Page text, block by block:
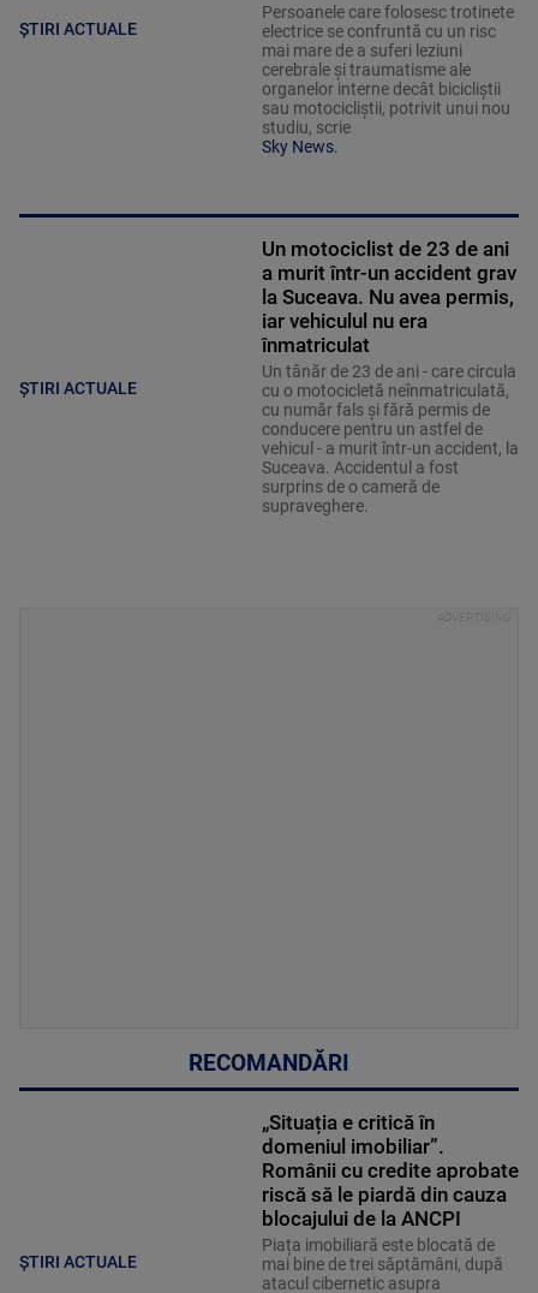
ȘTIRI ACTUALE
Persoanele care folosesc trotinete
electrice se confruntă cu un risc
mai mare de a suferi leziuni
cerebrale și traumatisme ale
organelor interne decât bicicliștii
sau motocicliștii, potrivit unui nou
studiu, scrie
Sky News.
ȘTIRI ACTUALE
Un motociclist de 23 de ani
a murit într-un accident grav
la Suceava. Nu avea permis,
iar vehiculul nu era
înmatriculat
Un tânăr de 23 de ani - care circula
cu o motocicletă neînmatriculată,
cu număr fals și fără permis de
conducere pentru un astfel de
vehicul - a murit într-un accident, la
Suceava. Accidentul a fost
surprins de o cameră de
supraveghere.
RECOMANDĂRI
ȘTIRI ACTUALE
„Situația e critică în
domeniul imobiliar”.
Românii cu credite aprobate
riscă să le piardă din cauza
blocajului de la ANCPI
Piața imobiliară este blocată de
mai bine de trei săptămâni, după
atacul cibernetic asupra